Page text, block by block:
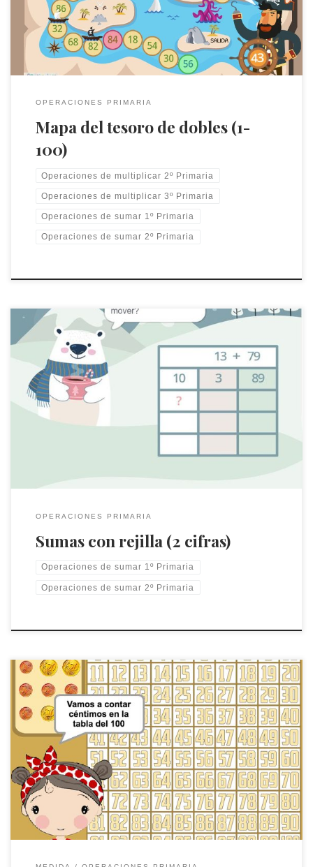
OPERACIONES PRIMARIA
Mapa del tesoro de dobles (1-
100)
Operaciones de multiplicar 2º Primaria
Operaciones de multiplicar 3º Primaria
Operaciones de sumar 1º Primaria
Operaciones de sumar 2º Primaria
Resuelve sumas de números de 2 cifras usando la rejilla.
OPERACIONES PRIMARIA
Sumas con rejilla (2 cifras)
Operaciones de sumar 1º Primaria
Operaciones de sumar 2º Primaria
En este juego se trabajan las monedas de céntimos en la tabla
del 100. El jugador/a debe ir sumando céntimos y colocarlos en
la tabla del 100; contar cuántos céntimos tiene y cuántos le
faltan para llegar a 1 euro.